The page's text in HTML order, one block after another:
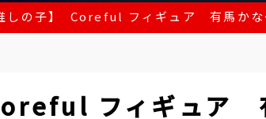
しの子】 Coreful フィギュア 有馬かな
フィギュア